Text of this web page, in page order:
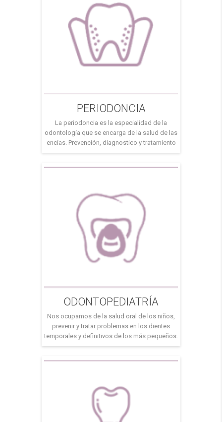
PERIODONCIA
La periodoncia es la especialidad de la
odontología que se encarga de la salud de las
encías. Prevención, diagnostico y tratamiento
de las enfermedades de los tejidos que
espontáneamente, es un signo claro de […]
ODONTOPEDIATRÍA
Nos ocupamos de la salud oral de los niños,
prevenir y tratar problemas en los dientes
temporales y definitivos de los más pequeños.
Realizamos una evaluación completa de la
orientados a conseguir una correcta salud
bucodental de los niños, […]